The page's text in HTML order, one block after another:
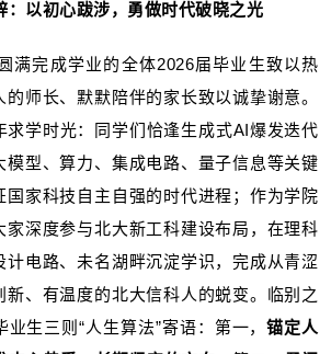
：以初心跋涉，勇做时代破晓之光
满完成学业的全体2026届毕业生致以热
师长、默默陪伴的家长致以诚挚谢意。
求学时光：同学们恰逢生成式AI爆发迭代
模型、算力、集成电路、量子信息等关键
国家科技自主自强的时代进程；作为学院
家深度参与北大新工科建设布局，在理科
计电路、未名湖畔沉淀学识，完成从青涩
新、有温度的北大信科人的蜕变。临别之
业生三则“人生算法”寄语：第一，锚定人